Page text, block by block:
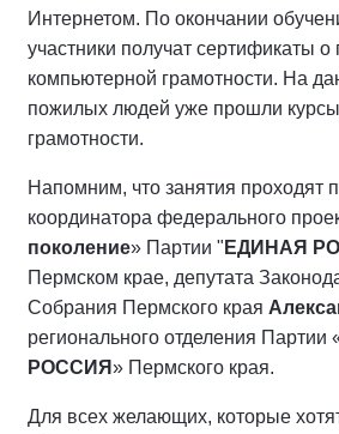
Интернетом. По окончании
участники получат сертификаты
компьютерной грамотности. На
пожилых людей уже прошли
грамотности.
Напомним, что занятия проходят
координатора федерального
поколение» Партии " ЕДИНАЯ
Пермском крае, депутата
Собрания Пермского края
регионального отделения Партии
РОССИЯ» Пермского края.
Для всех желающих, которые